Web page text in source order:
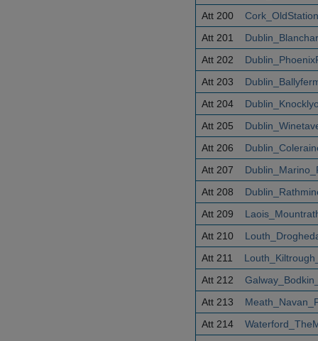
Att 200
Att 201
Att 202
Att 203
Att 204
Att 205
Att 206
Att 207
Att 208
Att 209
Att 210
Att 211
Att 212
Att 213
Att 214